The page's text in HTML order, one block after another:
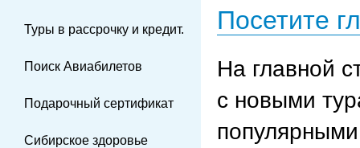
Туры в рассрочку и кредит.
Поиск Авиабилетов
Подарочный сертификат
Сибирское здоровье
Посетите
На главной
с новыми